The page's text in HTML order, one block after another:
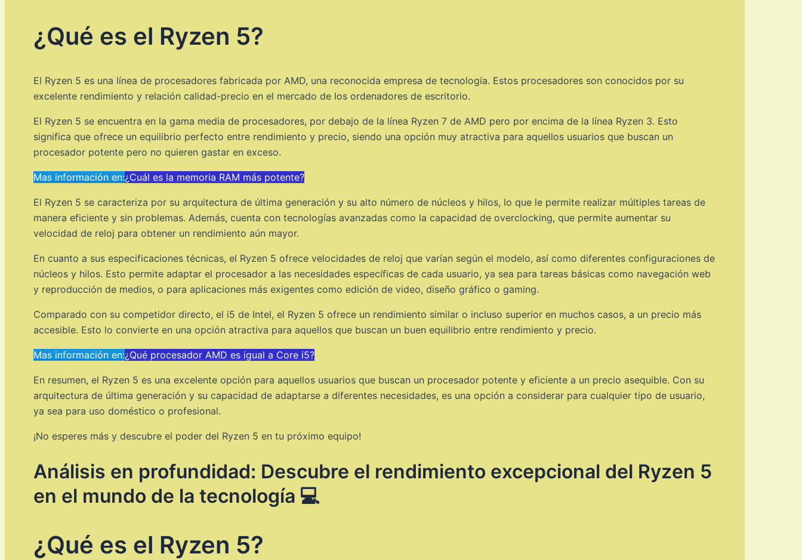
¿Qué es el Ryzen 5?
El Ryzen 5 es una línea de procesadores fabricada por AMD, una reconocida empresa de tecnología. Estos procesadores son conocidos por su
excelente rendimiento y relación calidad-precio en el mercado de los ordenadores de escritorio.
El Ryzen 5 se encuentra en la gama media de procesadores, por debajo de la línea Ryzen 7 de AMD pero por encima de la línea Ryzen 3. Esto
significa que ofrece un equilibrio perfecto entre rendimiento y precio, siendo una opción muy atractiva para aquellos usuarios que buscan un
procesador potente pero no quieren gastar en exceso.
Mas información en:¿Cuál es la memoria RAM más potente?
El Ryzen 5 se caracteriza por su arquitectura de última generación y su alto número de núcleos y hilos, lo que le permite realizar múltiples tareas de
manera eficiente y sin problemas. Además, cuenta con tecnologías avanzadas como la capacidad de overclocking, que permite aumentar su
velocidad de reloj para obtener un rendimiento aún mayor.
En cuanto a sus especificaciones técnicas, el Ryzen 5 ofrece velocidades de reloj que varían según el modelo, así como diferentes configuraciones de
núcleos y hilos. Esto permite adaptar el procesador a las necesidades específicas de cada usuario, ya sea para tareas básicas como navegación web
y reproducción de medios, o para aplicaciones más exigentes como edición de video, diseño gráfico o gaming.
Comparado con su competidor directo, el i5 de Intel, el Ryzen 5 ofrece un rendimiento similar o incluso superior en muchos casos, a un precio más
accesible. Esto lo convierte en una opción atractiva para aquellos que buscan un buen equilibrio entre rendimiento y precio.
Mas información en:¿Qué procesador AMD es igual a Core i5?
En resumen, el Ryzen 5 es una excelente opción para aquellos usuarios que buscan un procesador potente y eficiente a un precio asequible. Con su
arquitectura de última generación y su capacidad de adaptarse a diferentes necesidades, es una opción a considerar para cualquier tipo de usuario,
ya sea para uso doméstico o profesional.
¡No esperes más y descubre el poder del Ryzen 5 en tu próximo equipo!
Análisis en profundidad: Descubre el rendimiento excepcional del Ryzen 5
en el mundo de la tecnología 💻
¿Qué es el Ryzen 5?